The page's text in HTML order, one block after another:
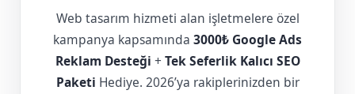
Web tasarım hizmeti alan işletmelere özel
kampanya kapsamında 3000₺ Google Ads
Reklam Desteği + Tek Seferlik Kalıcı SEO
Paketi Hediye. 2026’ya rakiplerinizden bir